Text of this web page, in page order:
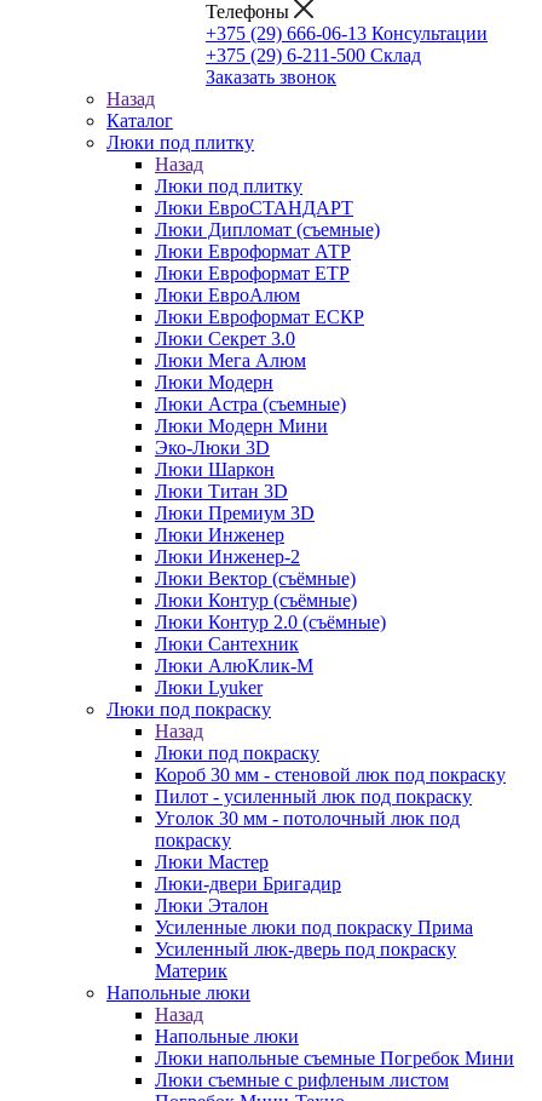
Телефоны
+375 (29) 666-06-13 Консультации
+375 (29) 6-211-500 Склад
Заказать звонок
Назад
Каталог
Люки под плитку
Назад
Люки под плитку
Люки ЕвроСТАНДАРТ
Люки Дипломат (съемные)
Люки Евроформат АТР
Люки Евроформат ЕТР
Люки ЕвроАлюм
Люки Евроформат ЕСКР
Люки Секрет 3.0
Люки Мега Алюм
Люки Модерн
Люки Астра (съемные)
Люки Модерн Мини
Эко-Люки 3D
Люки Шаркон
Люки Титан 3D
Люки Премиум 3D
Люки Инженер
Люки Инженер-2
Люки Вектор (съёмные)
Люки Контур (съёмные)
Люки Контур 2.0 (съёмные)
Люки Сантехник
Люки АлюКлик-М
Люки Lyuker
Люки под покраску
Назад
Люки под покраску
Короб 30 мм - стеновой люк под покраску
Пилот - усиленный люк под покраску
Уголок 30 мм - потолочный люк под
покраску
Люки Мастер
Люки-двери Бригадир
Люки Эталон
Усиленные люки под покраску Прима
Усиленный люк-дверь под покраску
Материк
Напольные люки
Назад
Напольные люки
Люки напольные съемные Погребок Мини
Люки съемные с рифленым листом